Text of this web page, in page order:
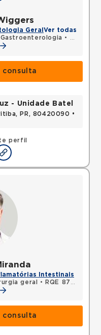
Geral Ver todas
•
consulta
perfil
- Unidade Batel
PR, 80420090 •
Intestinais
geral •
RQE 8790 - Coloproctologia
consulta